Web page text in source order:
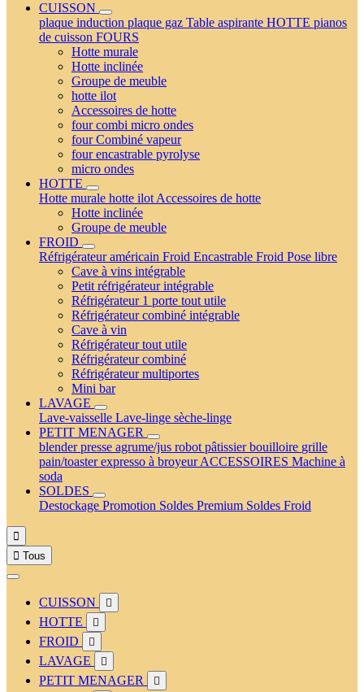
CUISSON
plaque induction plaque gaz Table aspirante HOTTE pianos
de cuisson FOURS
Hotte murale
Hotte inclinée
Groupe de meuble
hotte ilot
Accessoires de hotte
four combi micro ondes
four Combiné vapeur
four encastrable pyrolyse
micro ondes
HOTTE
Hotte murale hotte ilot Accessoires de hotte
Hotte inclinée
Groupe de meuble
FROID
Réfrigérateur américain Froid Encastrable Froid Pose libre
Cave à vins intégrable
Petit réfrigérateur intégrable
Réfrigérateur 1 porte tout utile
Réfrigérateur combiné intégrable
Cave à vin
Réfrigérateur tout utile
Réfrigérateur combiné
Réfrigérateur multiportes
Mini bar
LAVAGE
Lave-vaisselle Lave-linge sèche-linge
PETIT MENAGER
blenderpresse agrume/jus robot pâtissierbouilloire grille
pain/toasterexpresso à broyeurACCESSOIRES Machine à
soda
SOLDES
Destockage Promotion Soldes Premium Soldes Froid

 Tous
CUISSON 
HOTTE 
FROID 
LAVAGE 
PETIT MENAGER 